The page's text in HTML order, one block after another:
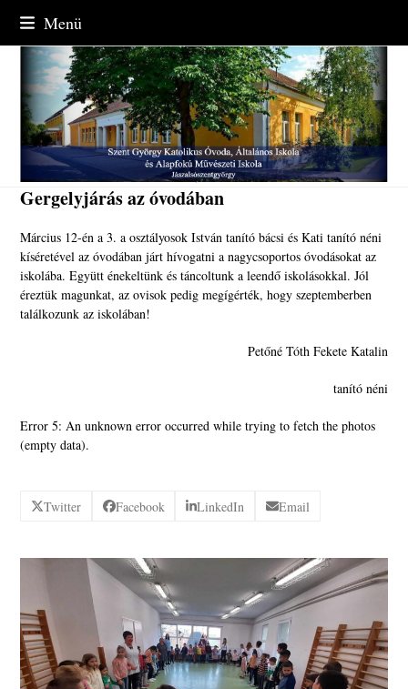
content
Menü
Gergelyjárás az óvodában
Március 12-én a 3. a osztályosok István tanító bácsi és Kati tanító néni
kíséretével az óvodában járt hívogatni a nagycsoportos óvodásokat az
iskolába. Együtt énekeltünk és táncoltunk a leendő iskolásokkal. Jól
éreztük magunkat, az ovisok pedig megígérték, hogy szeptemberben
találkozunk az iskolában!
Petőné Tóth Fekete Katalin
tanító néni
Error 5: An unknown error occurred while trying to fetch the photos
(empty data).
Twitter Facebook LinkedIn Email